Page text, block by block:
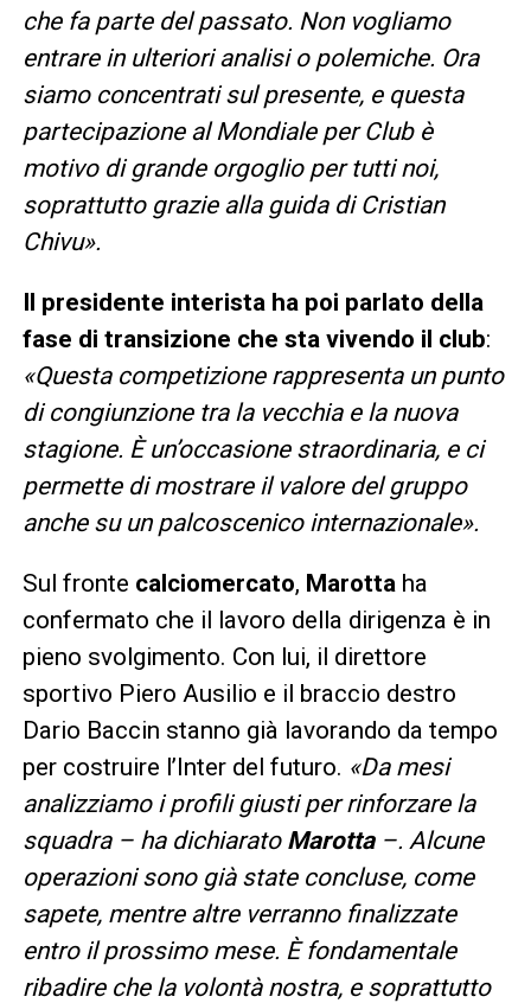
che fa parte del passato. Non vogliamo
entrare in ulteriori analisi o polemiche. Ora
siamo concentrati sul presente, e questa
partecipazione al Mondiale per Club è
motivo di grande orgoglio per tutti noi,
soprattutto grazie alla guida di Cristian
Chivu».
Il presidente interista ha poi parlato della
fase di transizione che sta vivendo il club:
«Questa competizione rappresenta un punto
di congiunzione tra la vecchia e la nuova
stagione. È un’occasione straordinaria, e ci
permette di mostrare il valore del gruppo
anche su un palcoscenico internazionale».
Sul fronte calciomercato, Marotta ha
confermato che il lavoro della dirigenza è in
pieno svolgimento. Con lui, il direttore
sportivo Piero Ausilio e il braccio destro
Dario Baccin stanno già lavorando da tempo
per costruire l’Inter del futuro. «Da mesi
analizziamo i profili giusti per rinforzare la
squadra – ha dichiarato Marotta–. Alcune
operazioni sono già state concluse, come
sapete, mentre altre verranno finalizzate
entro il prossimo mese. È fondamentale
ribadire che la volontà nostra, e soprattutto